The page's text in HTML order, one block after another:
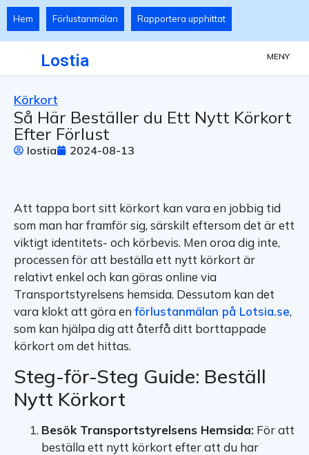
Hem Förlustanmälan Rapportera upphittat
Lostia MENY
Körkort
Så Här Beställer du Ett Nytt Körkort
Efter Förlust
lostia 2024-08-13
Att tappa bort sitt körkort kan vara en jobbig tid
som man har framför sig, särskilt eftersom det är ett
viktigt identitets- och körbevis. Men oroa dig inte,
processen för att beställa ett nytt körkort är
relativt enkel och kan göras online via
Transportstyrelsens hemsida. Dessutom kan det
vara klokt att göra en förlustanmälan på Lotsia.se,
som kan hjälpa dig att återfå ditt borttappade
körkort om det hittas.
Steg-för-Steg Guide: Beställ
Nytt Körkort
Besök Transportstyrelsens Hemsida: För att
beställa ett nytt körkort efter att du har